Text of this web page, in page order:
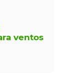
ventos